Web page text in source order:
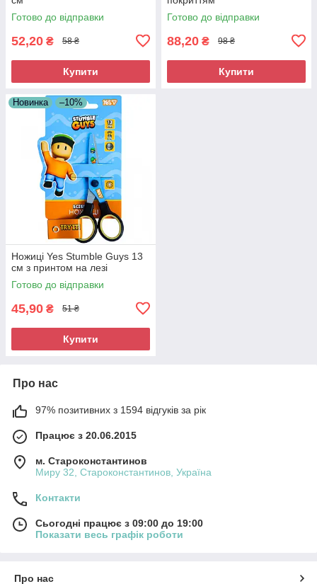
Готово до відправки
52,20 ₴ 58 ₴
Купити
Готово до відправки
88,20 ₴ 98 ₴
Купити
Новинка –10%
Ножиці Yes Stumble Guys 13
см з принтом на лезі
Готово до відправки
45,90 ₴ 51 ₴
Купити
Про нас
97% позитивних з 1594 відгуків за рік
Працює з 20.06.2015
м. Староконстантинов
Миру 32, Староконстантинов, Україна
Контакти
Сьогодні працює з 09:00 до 19:00
Показати весь графік роботи
Про нас